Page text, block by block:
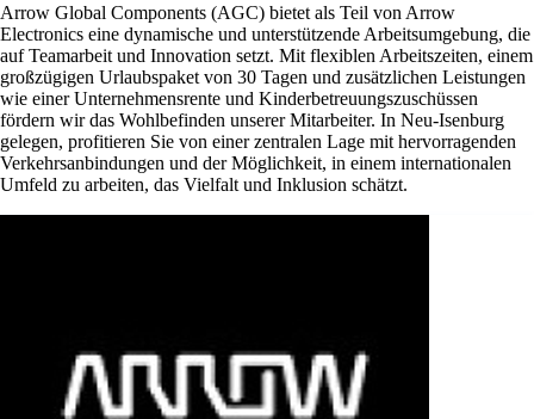
Arrow Global Components (AGC) bietet als Teil von Arrow
Electronics eine dynamische und unterstützende Arbeitsumgebung, die
auf Teamarbeit und Innovation setzt. Mit flexiblen Arbeitszeiten, einem
großzügigen Urlaubspaket von 30 Tagen und zusätzlichen Leistungen
wie einer Unternehmensrente und Kinderbetreuungszuschüssen
fördern wir das Wohlbefinden unserer Mitarbeiter. In Neu-Isenburg
gelegen, profitieren Sie von einer zentralen Lage mit hervorragenden
Verkehrsanbindungen und der Möglichkeit, in einem internationalen
Umfeld zu arbeiten, das Vielfalt und Inklusion schätzt.